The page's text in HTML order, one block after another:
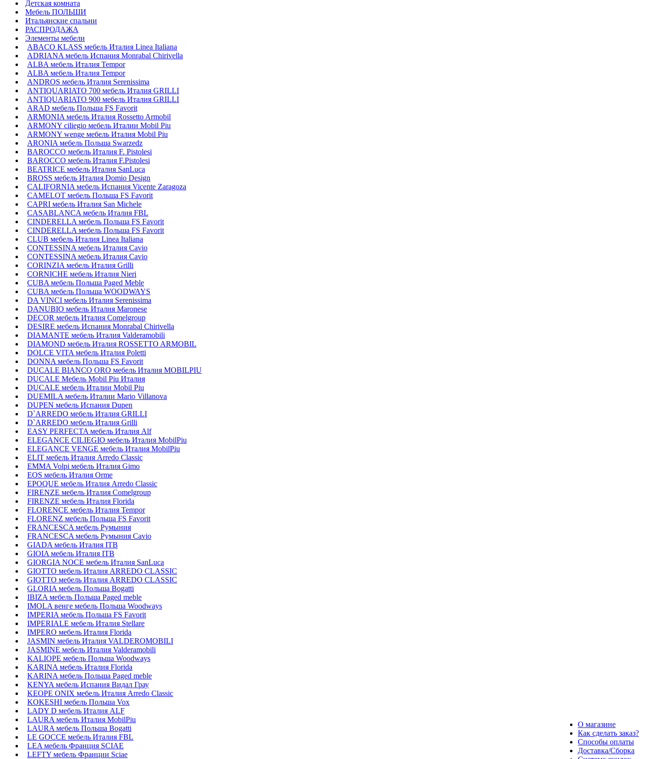
Детская комната
Мебель ПОЛЬШИ
Итальянские спальни
РАСПРОДАЖА
Элементы мебели
ABACO KLASS мебель Италия Linea Italiana
ADRIANA мебель Испания Monrabal Chirivella
ALBA мебель Италия Tempor
ALBA мебель Италия Tempor
ANDROS мебель Италия Serenissima
ANTIQUARIATO 700 мебель Италия GRILLI
ANTIQUARIATO 900 мебель Италия GRILLI
ARAD мебель Польша FS Favorit
ARMONIA мебель Италия Rossetto Armobil
ARMONY ciliegio мебель Италии Mobil Piu
ARMONY wenge мебель Италия Mobil Piu
ARONIA мебель Польша Swarzedz
BAROCCO мебель Италия F. Pistolesi
BAROCCO мебель Италия F.Pistolesi
BEATRICE мебель Италия SanLuca
BROSS мебель Италия Domio Design
CALIFORNIA мебель Испания Vicente Zaragoza
CAMELOT мебель Польша FS Favorit
CAPRI мебель Италия San Michele
CASABLANCA мебель Италия FBL
CINDERELLA мебель Польша FS Favorit
CINDERELLA мебель Польша FS Favorit
CLUB мебель Италия Linea Italiana
CONTESSINA мебель Италия Cavio
CONTESSINA мебель Италия Сavio
CORINZIA мебель Италия Grilli
CORNICHE мебель Италия Nieri
CUBA мебель Польша Paged Meble
CUBA мебель Польша WOODWAYS
DA VINCI мебель Италия Serenissima
DANUBIO мебель Италия Maronese
DECOR мебель Италия Comelgroup
DESIRE мебель Испания Monrabal Chirivella
DIAMANTE мебель Италия Valderamobili
DIAMOND мебель Италия ROSSETTO ARMOBIL
DOLCE VITA мебель Италия Poletti
DONNA мебель Польша FS Favorit
DUCALE BIANCO ORO мебель Италия MOBILPIU
DUCALE Мебель Mobil Piu Италия
DUCALE мебель Италии Mobil Piu
DUEMILA мебель Италии Mario Villanova
DUPEN мебель Испания Dupen
D`ARREDO мебель Италия GRILLI
D`ARREDO мебель Италия Grilli
EASY PERFECTA мебель Италия Alf
ELEGANCE CILIEGIO мебель Италия MobilPiu
ELEGANCE VENGE мебель Италия MobilPiu
ELIT мебель Италия Arredo Classic
EMMA Volpi мебель Италия Gimo
EOS мебель Италия Orme
EPOQUE мебель Италия Arredo Classic
FIRENZE мебель Италия Comelgroup
FIRENZE мебель Италия Florida
FLORENCE мебель Италия Tempor
FLORENZ мебель Польша FS Favorit
FRANCESCA мебель Румыния
FRANCESCA мебель Румыния Cavio
GIADA мебель Италия ITB
GIOIA мебель Италия ITB
GIORGIA NOCE мебель Италия SanLuca
GIOTTO мебель Италия ARREDO CLASSIC
GIOTTO мебель Италия ARREDO CLASSIC
GLORIA мебель Польша Bogatti
IBIZA мебель Польша Paged meble
IMOLA венге мебель Польша Woodways
IMPERIA мебель Польша FS Favorit
IMPERIALE мебель Италия Stellare
IMPERO мебель Италия Florida
JASMIN мебель Италия VALDEROMOBILI
JASMINE мебель Италия Valderamobili
KALIOPE мебель Польша Woodways
KARINA мебель Италия Florida
KARINA мебель Польша Paged meble
KENYA мебель Испания Видал Грау
KEOPE ONIX мебель Италия Arredo Classic
KOKESHI мебель Польша Vox
LADY D мебель Италия ALF
LAURA мебель Италия MobilPiu
LAURA мебель Польша Bogatti
LE GOCCE мебель Италия FBL
LEA мебель Франция SCIAE
LEFTY мебель Франции Sciae
О магазине
Как сделать заказ?
Способы оплаты
Доставка/Сборка